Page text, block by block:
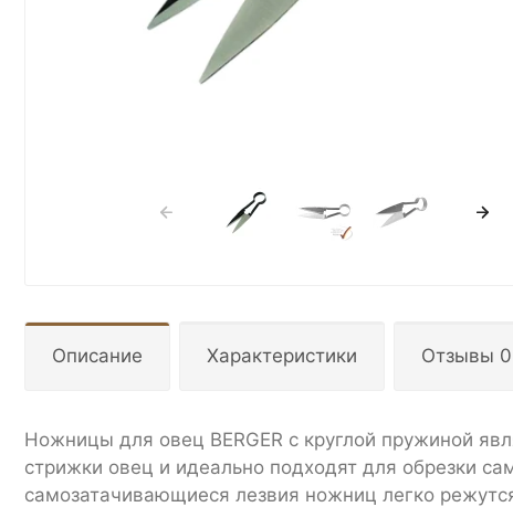
Описание Характеристики Отзывы 0
Ножницы для овец BERGER с круглой пружиной
стрижки овец и идеально подходят для обрезки
самозатачивающиеся лезвия ножниц легко